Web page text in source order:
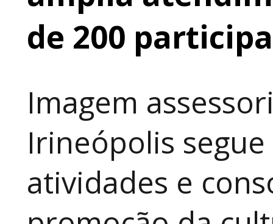
de 200
Imagem
Irineópolis
atividades e